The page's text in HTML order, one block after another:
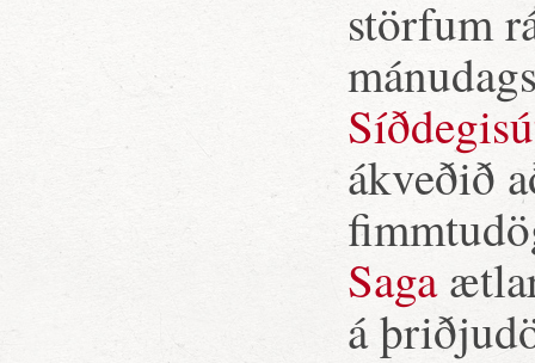
störfum
ákveðið
Saga
á